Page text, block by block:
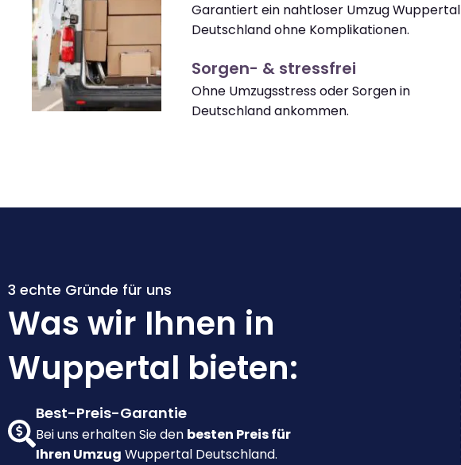
Garantiert ein nahtloser Umzug Wuppertal
Deutschland ohne Komplikationen.
Sorgen- & stressfrei
Ohne Umzugsstress oder Sorgen in
Deutschland ankommen.
3 echte Gründe für uns
Was wir Ihnen in
Wuppertal bieten:
Best-Preis-Garantie
Bei uns erhalten Sie den besten Preis für
Ihren Umzug Wuppertal Deutschland.